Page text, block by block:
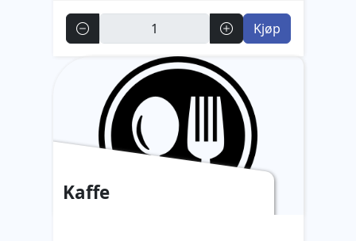
Antall Kjøp
Kaffe